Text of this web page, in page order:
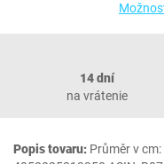
14 dní
na vrátenie
Popis tovaru: Průměr v